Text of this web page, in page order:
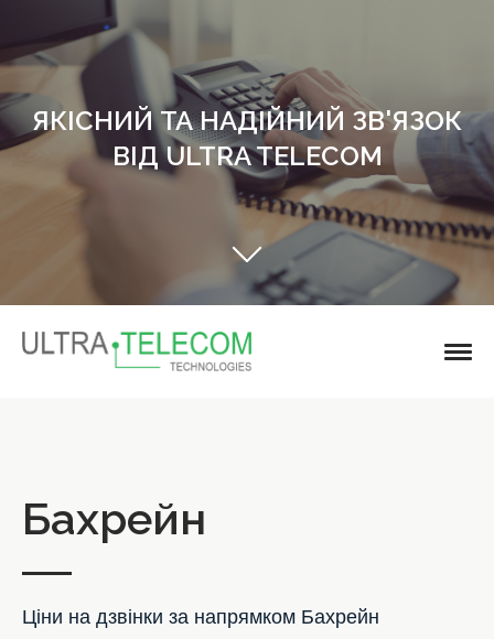
ЯКІСНИЙ ТА НАДІЙНИЙ ЗВ'ЯЗОК
ВІД ULTRA TELECOM
Бахрейн
Ціни на дзвінки за напрямком Бахрейн